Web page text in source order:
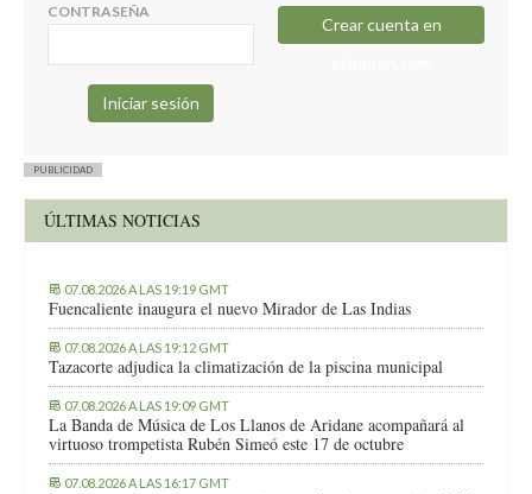
CONTRASEÑA
Crear cuenta en
PUBLICIDAD
ÚLTIMAS NOTICIAS
07.08.2026 A LAS 19:19 GMT
Fuencaliente inaugura el nuevo Mirador de Las Indias
07.08.2026 A LAS 19:12 GMT
Tazacorte adjudica la climatización de la piscina municipal
07.08.2026 A LAS 19:09 GMT
La Banda de Música de Los Llanos de Aridane acompañará al
virtuoso trompetista Rubén Simeó este 17 de octubre
07.08.2026 A LAS 16:17 GMT